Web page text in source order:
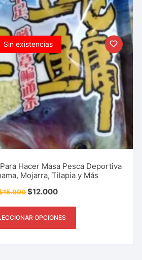
Sin existencias
Hacer Masa Pesca Deportiva
Mojarra, Tilapia y Más
15.000$12.000
OPCIONES